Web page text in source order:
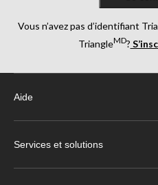
Vous n’avez pas d’identifiant
TriangleMD?
Aide
Services et solutions